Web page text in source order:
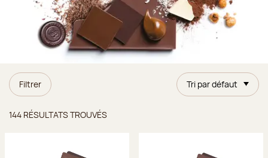
Filtrer Tri par défaut
144 RÉSULTATS TROUVÉS